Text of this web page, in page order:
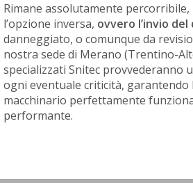
Rimane assolutamente
l’opzione inversa, ovvero l’invio
danneggiato, o comunque da
nostra sede di Merano (Trentino-
specializzati Snitec provvederanno
ogni eventuale criticità,
macchinario perfettamente
performante.